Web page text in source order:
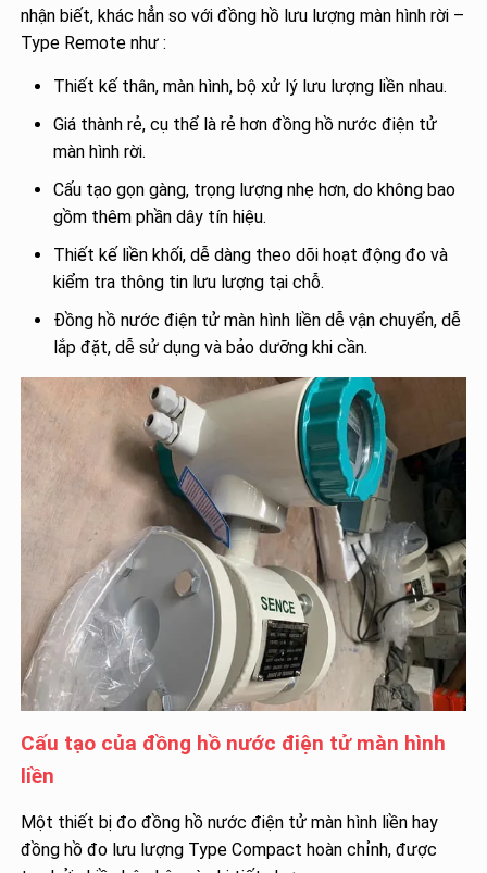
nhận biết, khác hẳn so với đồng hồ lưu lượng màn hình rời –
Type Remote như :
Thiết kế thân, màn hình, bộ xử lý lưu lượng liền nhau.
Giá thành rẻ, cụ thể là rẻ hơn đồng hồ nước điện tử
màn hình rời.
Cấu tạo gọn gàng, trọng lượng nhẹ hơn, do không bao
gồm thêm phần dây tín hiệu.
Thiết kế liền khối, dễ dàng theo dõi hoạt động đo và
kiểm tra thông tin lưu lượng tại chỗ.
Đồng hồ nước điện tử màn hình liền dễ vận chuyển, dễ
lắp đặt, dễ sử dụng và bảo dưỡng khi cần.
Cấu tạo của đồng hồ nước điện tử màn hình
liền
Một thiết bị đo đồng hồ nước điện tử màn hình liền hay
đồng hồ đo lưu lượng Type Compact hoàn chỉnh, được